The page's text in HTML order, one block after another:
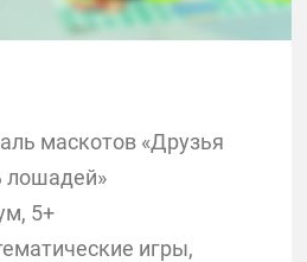
маскотов «Друзья
лошадей»
5+
игры,